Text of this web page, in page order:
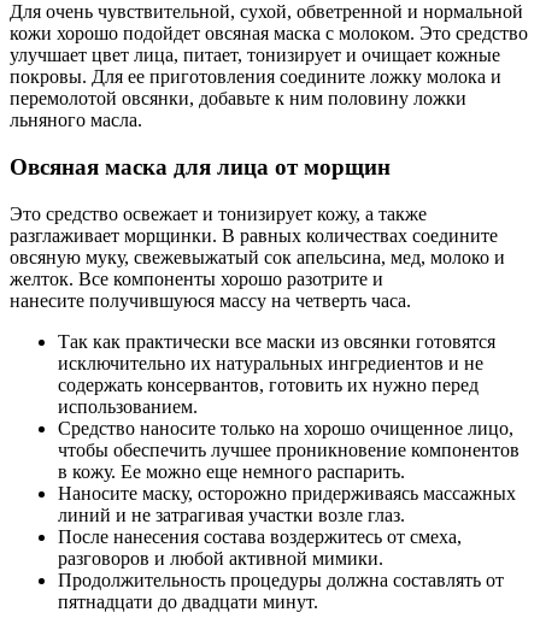
Для очень чувствительной, сухой, обветренной и нормальной
кожи хорошо подойдет овсяная маска с молоком. Это средство
улучшает цвет лица, питает, тонизирует и очищает кожные
покровы. Для ее приготовления соедините ложку молока и
перемолотой овсянки, добавьте к ним половину ложки
льняного масла.
Овсяная маска для лица от морщин
Это средство освежает и тонизирует кожу, а также
разглаживает морщинки. В равных количествах соедините
овсяную муку, свежевыжатый сок апельсина, мед, молоко и
желток. Все компоненты хорошо разотрите и
нанесите получившуюся массу на четверть часа.
Так как практически все маски из овсянки готовятся
исключительно их натуральных ингредиентов и не
содержать консервантов, готовить их нужно перед
использованием.
Средство наносите только на хорошо очищенное лицо,
чтобы обеспечить лучшее проникновение компонентов
в кожу. Ее можно еще немного распарить.
Наносите маску, осторожно придерживаясь массажных
линий и не затрагивая участки возле глаз.
После нанесения состава воздержитесь от смеха,
разговоров и любой активной мимики.
Продолжительность процедуры должна составлять от
пятнадцати до двадцати минут.